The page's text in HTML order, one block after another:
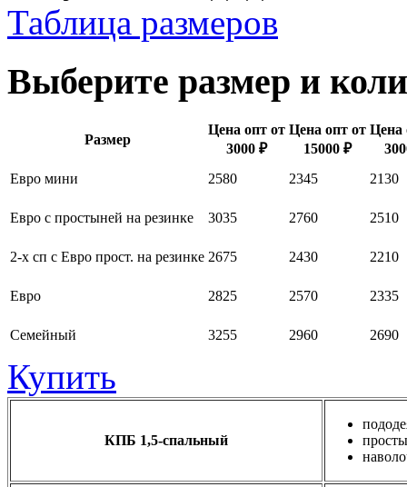
Таблица размеров
Выберите размер и
Размер
Цена опт от
3000 ₽
Цена опт от
15000 ₽
Цена
Евро мини
2580 2345 2130
Евро с простыней на резинке 3035 2760 2510
2-х сп с Евро прост. на резинке 2675 2430 2210
Евро 2825 2570 2335
Семейный 3255 2960 2690
Купить
КПБ 1,5-спальный